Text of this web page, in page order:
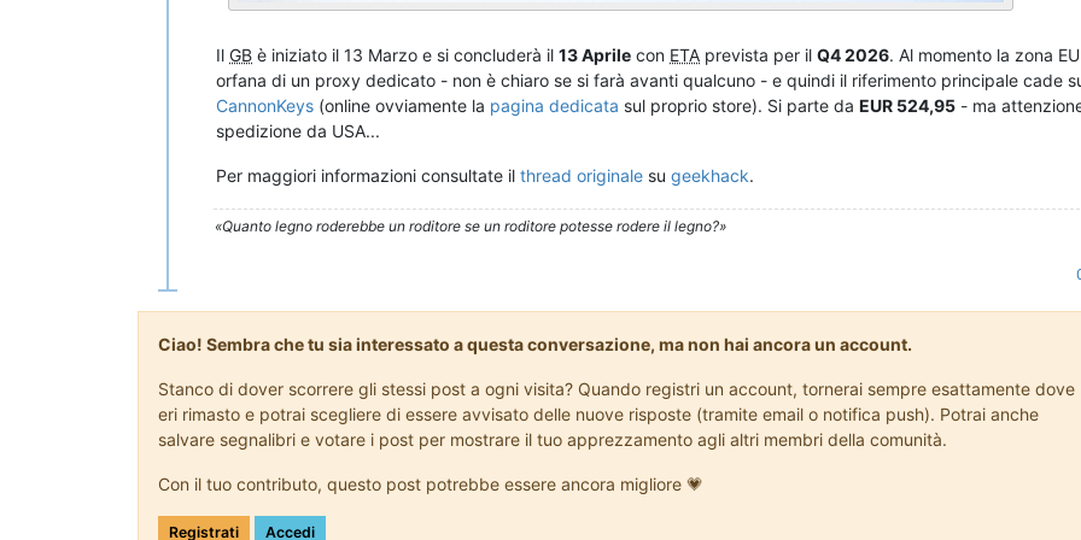
Il GB è iniziato il 13 Marzo e si concluderà il 13 Aprile con ETA prevista per il Q4 2026. Al momento la zona
orfana di un proxy dedicato - non è chiaro se si farà avanti qualcuno - e quindi il riferimento principale cade
CannonKeys (online ovviamente la pagina dedicata sul proprio store). Si parte da EUR 524,95 - ma
spedizione da USA...
Per maggiori informazioni consultate il thread originale su geekhack.
«Quanto legno roderebbe un roditore se un roditore potesse rodere il legno?»
Ciao! Sembra che tu sia interessato a questa conversazione, ma non hai ancora un account.
Stanco di dover scorrere gli stessi post a ogni visita? Quando registri un account, tornerai sempre esattamente dove
eri rimasto e potrai scegliere di essere avvisato delle nuove risposte (tramite email o notifica push). Potrai anche
salvare segnalibri e votare i post per mostrare il tuo apprezzamento agli altri membri della comunità.
Con il tuo contributo, questo post potrebbe essere ancora migliore 💗
Registrati Accedi